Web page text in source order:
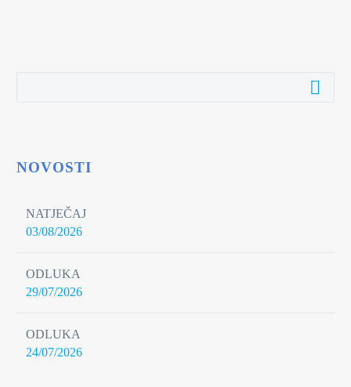
NOVOSTI
NATJEČAJ
03/08/2026
ODLUKA
29/07/2026
ODLUKA
24/07/2026